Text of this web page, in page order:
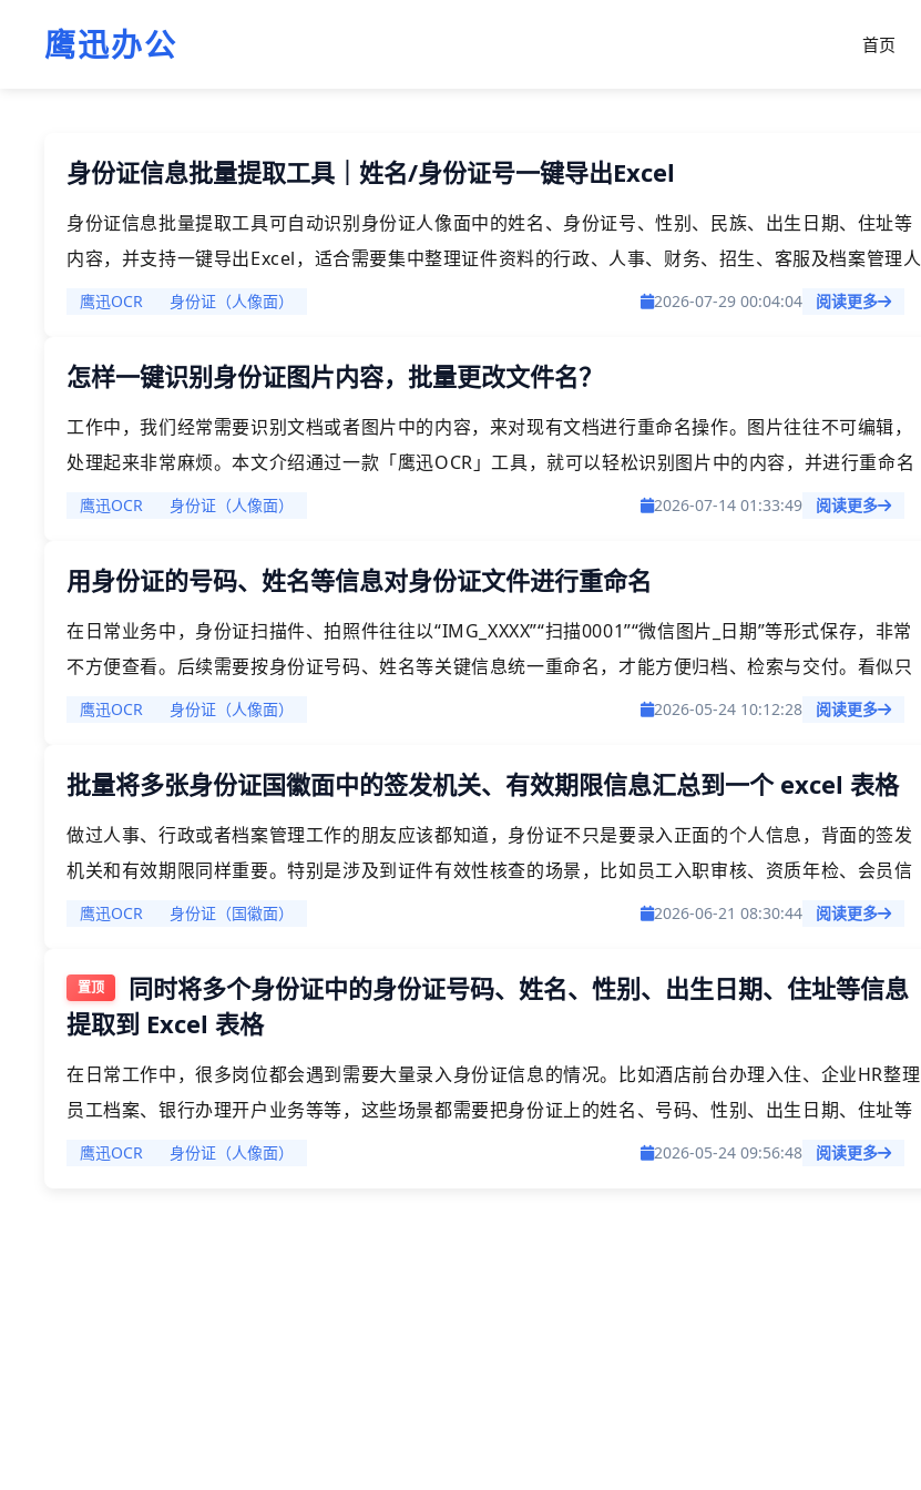
鹰迅办公 首页
身份证信息批量提取工具｜姓名/身份证号一键导出Excel
身份证信息批量提取工具可自动识别身份证人像面中的姓名、身份证号、性别、民族、出生日期、住址等
内容，并支持一键导出Excel，适合需要集中整理证件资料的行政、人事、财务、招生、客服及档案管理人
员使用。借助「鹰迅 OCR」中的证件识别功能，用户只需批量导入身份证图片，选择【身份证（人像
归档。
鹰迅OCR 身份证（人像面） 2026-07-29 00:04:04 阅读更多
怎样一键识别身份证图片内容，批量更改文件名？
工作中，我们经常需要识别文档或者图片中的内容，来对现有文档进行重命名操作。图片往往不可编辑，
处理起来非常麻烦。本文介绍通过一款「鹰迅OCR」工具，就可以轻松识别图片中的内容，并进行重命名
操作。它支持身份证、发票、营业执照、快递单、驾照、行驶证、银行卡、社保卡、车牌等各类图片的信
鹰迅OCR 身份证（人像面） 2026-07-14 01:33:49 阅读更多
用身份证的号码、姓名等信息对身份证文件进行重命名
在日常业务中，身份证扫描件、拍照件往往以“IMG_XXXX”“扫描0001”“微信图片_日期”等形式保存，非常
不方便查看。后续需要按身份证号码、姓名等关键信息统一重命名，才能方便归档、检索与交付。看似只
是“改文件名”，这活儿看着简单，实际干起来又累又容易出错。如果一张图片操作起来很简单，但一旦进
鹰迅OCR 身份证（人像面） 2026-05-24 10:12:28 阅读更多
批量将多张身份证国徽面中的签发机关、有效期限信息汇总到一个 excel 表格
做过人事、行政或者档案管理工作的朋友应该都知道，身份证不只是要录入正面的个人信息，背面的签发
机关和有效期限同样重要。特别是涉及到证件有效性核查的场景，比如员工入职审核、资质年检、会员信
息更新等，必须确认身份证是否在有效期内，这就需要把国徽面的信息也整理到表格里。如果只是几个人
鹰迅OCR 身份证（国徽面） 2026-06-21 08:30:44 阅读更多
同时将多个身份证中的身份证号码、姓名、性别、出生日期、住址等信息
提取到 Excel 表格
在日常工作中，很多岗位都会遇到需要大量录入身份证信息的情况。比如酒店前台办理入住、企业HR整理
员工档案、银行办理开户业务等等，这些场景都需要把身份证上的姓名、号码、性别、出生日期、住址等
信息准确无误地录入到系统或Excel表格里。如果只是几个人还好说，但一旦数量上来，手工录入不仅耗时
鹰迅OCR 身份证（人像面） 2026-05-24 09:56:48 阅读更多